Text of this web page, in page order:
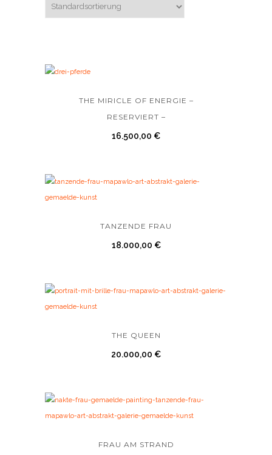
THE MIRICLE OF ENERGIE –
RESERVIERT –
16.500,00 €
TANZENDE FRAU
18.000,00 €
THE QUEEN
20.000,00 €
FRAU AM STRAND